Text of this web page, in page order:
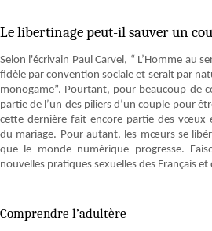
Le libertinage peut-il sauver un
Selon l'écrivain Paul Carvel, “ L’Homme au
fidèle par convention sociale et serait par
monogame”. Pourtant, pour beaucoup de
partie de l’un des piliers d’un couple pour
cette dernière fait encore partie des vœux
du mariage. Pour autant, les mœurs se
que le monde numérique progresse.
nouvelles pratiques sexuelles des Français et
Comprendre l’adultère